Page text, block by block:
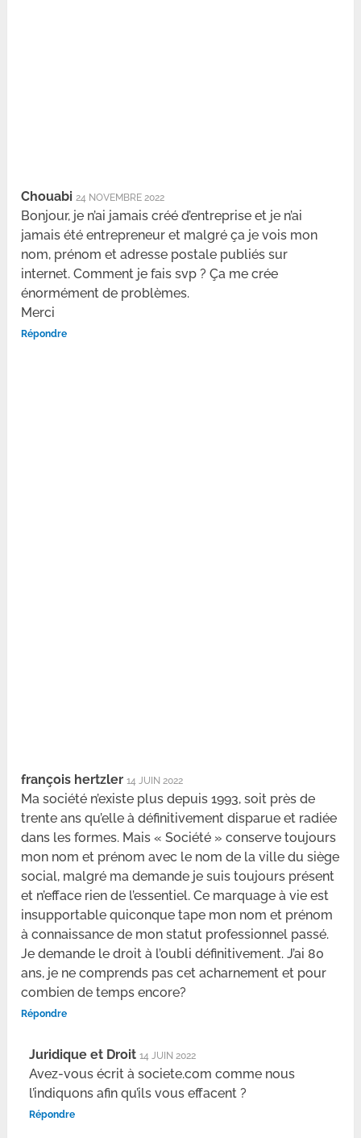
Chouabi 24 NOVEMBRE 2022
Bonjour, je n’ai jamais créé d’entreprise et je n’ai
jamais été entrepreneur et malgré ça je vois mon
nom, prénom et adresse postale publiés sur
internet. Comment je fais svp ? Ça me crée
énormément de problèmes.
Merci
Répondre
françois hertzler 14 JUIN 2022
Ma société n’existe plus depuis 1993, soit près de
trente ans qu’elle à définitivement disparue et radiée
dans les formes. Mais « Société » conserve toujours
mon nom et prénom avec le nom de la ville du siège
social, malgré ma demande je suis toujours présent
et n’efface rien de l’essentiel. Ce marquage à vie est
insupportable quiconque tape mon nom et prénom
à connaissance de mon statut professionnel passé.
Je demande le droit à l’oubli définitivement. J’ai 80
ans, je ne comprends pas cet acharnement et pour
combien de temps encore?
Répondre
Juridique et Droit 14 JUIN 2022
Avez-vous écrit à societe.com comme nous
l’indiquons afin qu’ils vous effacent ?
Répondre